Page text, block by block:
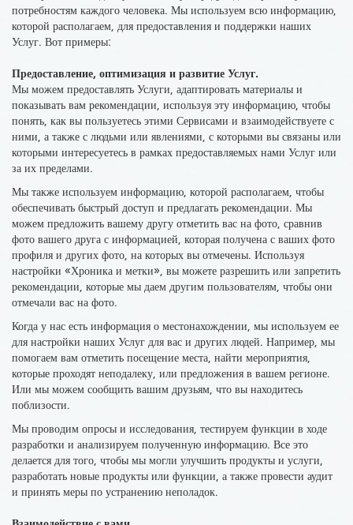
потребностям каждого человека. Мы используем всю информацию,
которой располагаем, для предоставления и поддержки наших
Услуг. Вот примеры:
Предоставление, оптимизация и развитие Услуг.
Мы можем предоставлять Услуги, адаптировать материалы и
показывать вам рекомендации, используя эту информацию, чтобы
понять, как вы пользуетесь этими Сервисами и взаимодействуете с
ними, а также с людьми или явлениями, с которыми вы связаны или
которыми интересуетесь в рамках предоставляемых нами Услуг или
за их пределами.
Мы также используем информацию, которой располагаем, чтобы
обеспечивать быстрый доступ и предлагать рекомендации. Мы
можем предложить вашему другу отметить вас на фото, сравнив
фото вашего друга с информацией, которая получена с ваших фото
профиля и других фото, на которых вы отмечены. Используя
настройки «Хроника и метки», вы можете разрешить или запретить
рекомендации, которые мы даем другим пользователям, чтобы они
отмечали вас на фото.
Когда у нас есть информация о местонахождении, мы используем ее
для настройки наших Услуг для вас и других людей. Например, мы
помогаем вам отметить посещение места, найти мероприятия,
которые проходят неподалеку, или предложения в вашем регионе.
Или мы можем сообщить вашим друзьям, что вы находитесь
поблизости.
Мы проводим опросы и исследования, тестируем функции в ходе
разработки и анализируем полученную информацию. Все это
делается для того, чтобы мы могли улучшить продукты и услуги,
разработать новые продукты или функции, а также провести аудит
и принять меры по устранению неполадок.